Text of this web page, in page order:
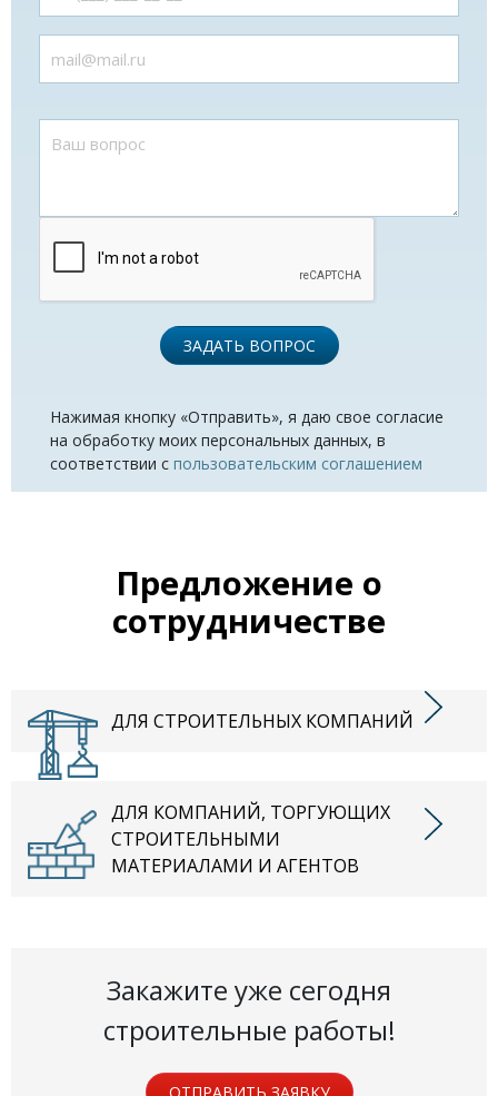
ЗАДАТЬ ВОПРОС
Нажимая кнопку «Отправить», я даю свое согласие
на обработку моих персональных данных, в
соответствии с пользовательским соглашением
Предложение о
сотрудничестве
ДЛЯ СТРОИТЕЛЬНЫХ КОМПАНИЙ
ДЛЯ КОМПАНИЙ, ТОРГУЮЩИХ
СТРОИТЕЛЬНЫМИ
МАТЕРИАЛАМИ И АГЕНТОВ
Закажите уже сегодня
строительные работы!
ОТПРАВИТЬ ЗАЯВКУ